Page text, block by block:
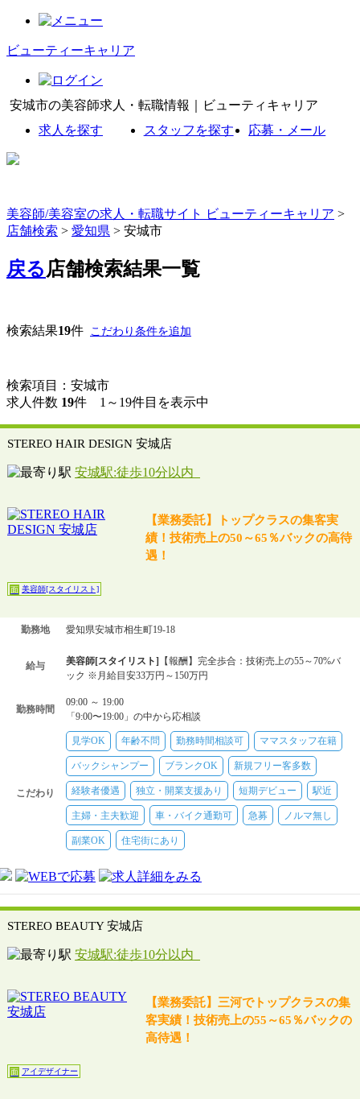
ビューティーキャリア
安城市の美容師求人・転職情報｜ビューティキャリア
求人を探す
スタッフを探す 応募・メール
美容師/美容室の求人・転職サイト ビューティーキャリア >
店舗検索 > 愛知県 > 安城市
戻る店舗検索結果一覧
検索結果19件 こだわり条件を追加
検索項目：安城市
求人件数 19件 1～19件目を表示中
STEREO HAIR DESIGN 安城店
安城駅:徒歩10分以内
【業務委託】トップクラスの集客実
績！技術売上の50～65％バックの高待
遇！
面 美容師[スタイリスト]
勤務地 愛知県安城市相生町19-18
給与 美容師[スタイリスト]
【報酬】完全歩合：技術売上の55～70%バ
ック ※月給目安33万円～150万円
勤務時間
09:00 ～ 19:00
「9:00〜19:00」の中から応相談
こだわり
見学OK 年齢不問 勤務時間相談可 ママスタッフ在籍
バックシャンプー ブランクOK 新規フリー客多数
経験者優遇 独立・開業支援あり 短期デビュー 駅近
主婦・主夫歓迎 車・バイク通勤可 急募 ノルマ無し
副業OK 住宅街にあり
STEREO BEAUTY 安城店
安城駅:徒歩10分以内
【業務委託】三河でトップクラスの集
客実績！技術売上の55～65％バックの
高待遇！
面 アイデザイナー